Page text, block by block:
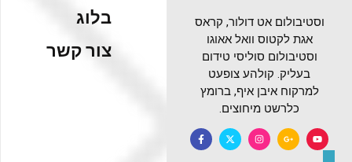
וסטיבולום אט דולור, קראס
אגת לקטוס וואל אאוגו
וסטיבולום סוליסי טידום
בעליק. קולהע צופעט
למרקוח איבן איף, ברומץ
כלרשט מיחוצים.
בלוג
צור קשר